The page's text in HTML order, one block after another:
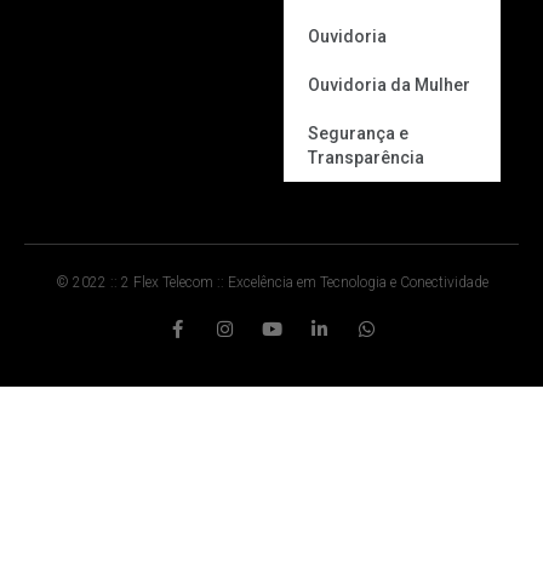
Ouvidoria
Ouvidoria da Mulher
Segurança e
Transparência
© 2022 :: 2 Flex Telecom :: Excelência em Tecnologia e Conectividade